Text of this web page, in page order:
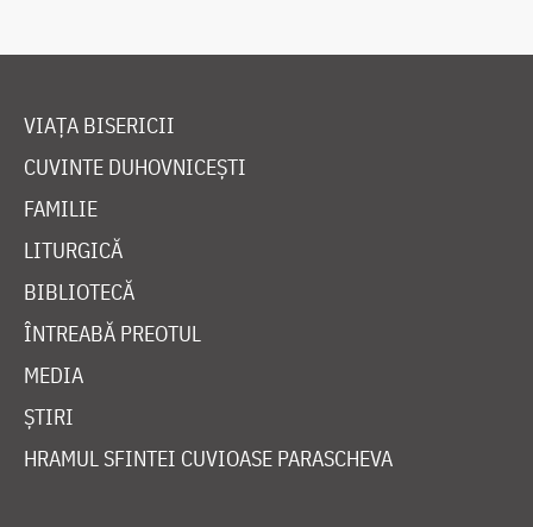
VIAȚA BISERICII
CUVINTE DUHOVNICEȘTI
FAMILIE
LITURGICĂ
BIBLIOTECĂ
ÎNTREABĂ PREOTUL
MEDIA
ȘTIRI
HRAMUL SFINTEI CUVIOASE PARASCHEVA